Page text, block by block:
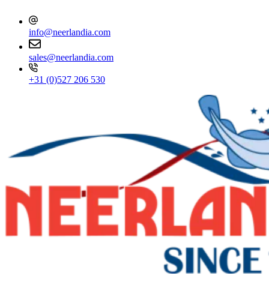
info@neerlandia.com
sales@neerlandia.com
+31 (0)527 206 530